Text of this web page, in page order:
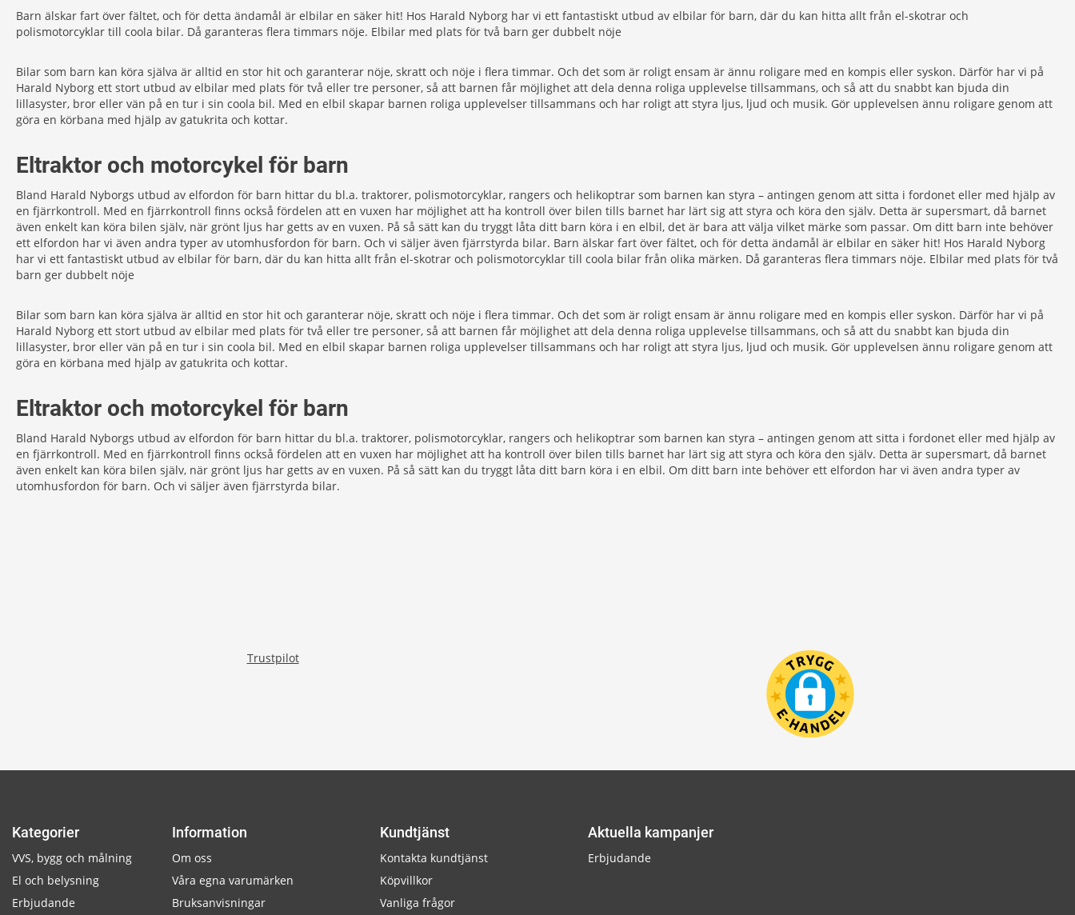
Barn älskar fart över fältet, och för detta ändamål är elbilar en säker hit! Hos Harald Nyborg har vi ett fantastiskt utbud av elbilar för barn, där du kan hitta allt från el-skotrar och
polismotorcyklar till coola bilar. Då garanteras flera timmars nöje. Elbilar med plats för två barn ger dubbelt nöje
Bilar som barn kan köra själva är alltid en stor hit och garanterar nöje, skratt och nöje i flera timmar. Och det som är roligt ensam är ännu roligare med en kompis eller syskon. Därför har vi på
Harald Nyborg ett stort utbud av elbilar med plats för två eller tre personer, så att barnen får möjlighet att dela denna roliga upplevelse tillsammans, och så att du snabbt kan bjuda din
lillasyster, bror eller vän på en tur i sin coola bil. Med en elbil skapar barnen roliga upplevelser tillsammans och har roligt att styra ljus, ljud och musik. Gör upplevelsen ännu roligare genom att
göra en körbana med hjälp av gatukrita och kottar.
Eltraktor och motorcykel för barn
Bland Harald Nyborgs utbud av elfordon för barn hittar du bl.a. traktorer, polismotorcyklar, rangers och helikoptrar som barnen kan styra – antingen genom att sitta i fordonet eller med hjälp av
en fjärrkontroll. Med en fjärrkontroll finns också fördelen att en vuxen har möjlighet att ha kontroll över bilen tills barnet har lärt sig att styra och köra den själv. Detta är supersmart, då barnet
även enkelt kan köra bilen själv, när grönt ljus har getts av en vuxen. På så sätt kan du tryggt låta ditt barn köra i en elbil, det är bara att välja vilket märke som passar. Om ditt barn inte behöver
ett elfordon har vi även andra typer av utomhusfordon för barn. Och vi säljer även fjärrstyrda bilar. Barn älskar fart över fältet, och för detta ändamål är elbilar en säker hit! Hos Harald Nyborg
har vi ett fantastiskt utbud av elbilar för barn, där du kan hitta allt från el-skotrar och polismotorcyklar till coola bilar från olika märken. Då garanteras flera timmars nöje. Elbilar med plats för två
barn ger dubbelt nöje
Bilar som barn kan köra själva är alltid en stor hit och garanterar nöje, skratt och nöje i flera timmar. Och det som är roligt ensam är ännu roligare med en kompis eller syskon. Därför har vi på
Harald Nyborg ett stort utbud av elbilar med plats för två eller tre personer, så att barnen får möjlighet att dela denna roliga upplevelse tillsammans, och så att du snabbt kan bjuda din
lillasyster, bror eller vän på en tur i sin coola bil. Med en elbil skapar barnen roliga upplevelser tillsammans och har roligt att styra ljus, ljud och musik. Gör upplevelsen ännu roligare genom att
göra en körbana med hjälp av gatukrita och kottar.
Eltraktor och motorcykel för barn
Bland Harald Nyborgs utbud av elfordon för barn hittar du bl.a. traktorer, polismotorcyklar, rangers och helikoptrar som barnen kan styra – antingen genom att sitta i fordonet eller med hjälp av
en fjärrkontroll. Med en fjärrkontroll finns också fördelen att en vuxen har möjlighet att ha kontroll över bilen tills barnet har lärt sig att styra och köra den själv. Detta är supersmart, då barnet
även enkelt kan köra bilen själv, när grönt ljus har getts av en vuxen. På så sätt kan du tryggt låta ditt barn köra i en elbil. Om ditt barn inte behöver ett elfordon har vi även andra typer av
utomhusfordon för barn. Och vi säljer även fjärrstyrda bilar.
Trustpilot
Kategorier
VVS, bygg och målning
El och belysning
Erbjudande
Information
Om oss
Våra egna varumärken
Bruksanvisningar
Kundtjänst
Kontakta kundtjänst
Köpvillkor
Vanliga frågor
Aktuella kampanjer
Erbjudande